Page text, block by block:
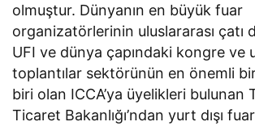
olmuştur. Dünyanın en büyük fuar
organizatörlerinin uluslararası çatı
UFI ve dünya çapındaki kongre ve
toplantılar sektörünün en önemli
biri olan ICCA’ya üyelikleri bulunan
Ticaret Bakanlığı’ndan yurt dışı